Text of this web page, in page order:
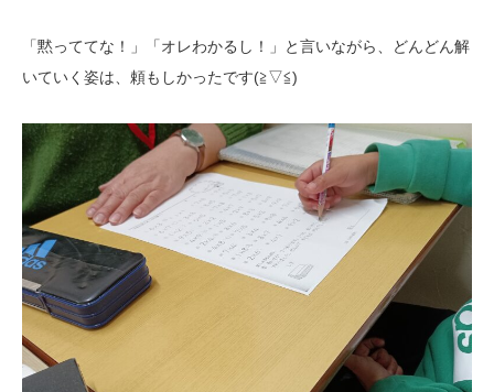
「黙っててな！」「オレわかるし！」と言いながら、どんどん解
いていく姿は、頼もしかったです(≧▽≦)